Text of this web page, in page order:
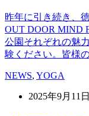
昨年に引き続き、
OUT DOOR MIND
公園それぞれの魅
験ください。皆様
NEWS, YOGA
2025年9月11日